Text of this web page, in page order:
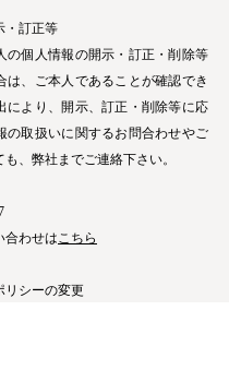
・訂正等
の個人情報の開示・訂正・削除等
は、ご本人であることが確認でき
により、開示、訂正・削除等に応
の取扱いに関するお問合わせやご
、弊社までご連絡下さい。
合わせは こちら
リシーの変更